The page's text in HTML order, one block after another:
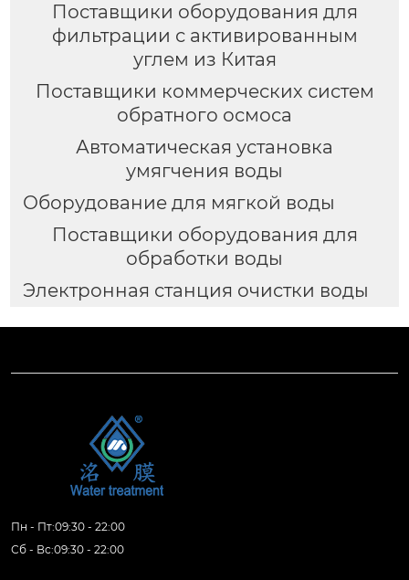
Поставщики оборудования для
фильтрации с активированным
углем из Китая
Поставщики коммерческих систем
обратного осмоса
Автоматическая установка
умягчения воды
Оборудование для мягкой воды
Поставщики оборудования для
обработки воды
Электронная станция очистки воды
Пн - Пт:09:30 - 22:00
Сб - Вс:09:30 - 22:00